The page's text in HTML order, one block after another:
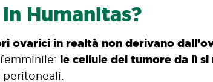
Humanitas?
ovarici in realtà non derivano
le cellule del tumore da lì